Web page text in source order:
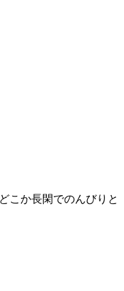
こか長閑でのんびりと